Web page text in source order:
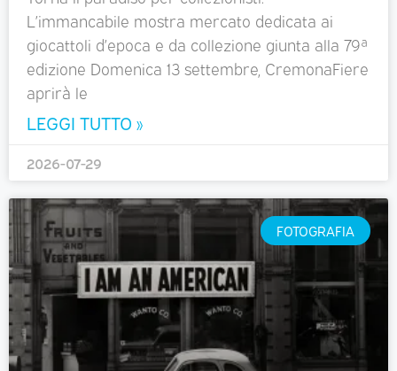
L’immancabile mostra mercato dedicata ai
giocattoli d’epoca e da collezione giunta alla 79ª
edizione Domenica 13 settembre, CremonaFiere
aprirà le
LEGGI TUTTO »
2026-07-29
FOTOGRAFIA